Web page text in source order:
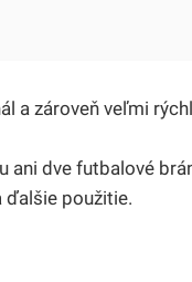
a zároveň veľmi
ani dve futbalové
ďalšie použitie.